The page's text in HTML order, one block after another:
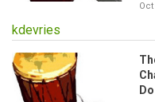
Oct
kdevries